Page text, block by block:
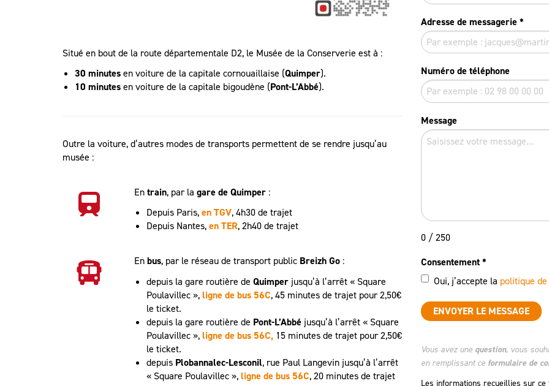
Situé en bout de la route départementale D2, le Musée de la Conserverie est à :
30 minutesen voiture de la capitale cornouaillaise (Quimper).
10 minutesen voiture de la capitale bigoudène (Pont-L’Abbé).
Outre la voiture, d’autres modes de transports permettent de se rendre jusqu’au
musée :
Entrain, par la gare de Quimper :
Depuis Paris,en TGV, 4h30 de trajet
Depuis Nantes,en TER, 2h40 de trajet
Enbus, par le réseau de transport public Breizh Go :
depuis la gare routière de Quimper jusqu’à l’arrêt « Square
Poulavillec »,ligne de bus 56C, 45 minutes de trajet pour 2,50€
le ticket.
depuis la gare routière de Pont-L’Abbé jusqu’à l’arrêt « Square
Poulavillec »,ligne de bus 56C, 15 minutes de trajet pour 2,50€
le ticket.
depuis Plobannalec-Lesconil, rue Paul Langevin jusqu’à l’arrêt
« Square Poulavillec »,ligne de bus 56C, 20 minutes de trajet
Adresse de messagerie *
Numéro de téléphone
Message
0 / 250
Consentement*
Oui, j’accepte la politique
ENVOYER LE MESSAGE
Vous avez une question, vous
en remplissant ce formulaire de
Les informations recueillies sur